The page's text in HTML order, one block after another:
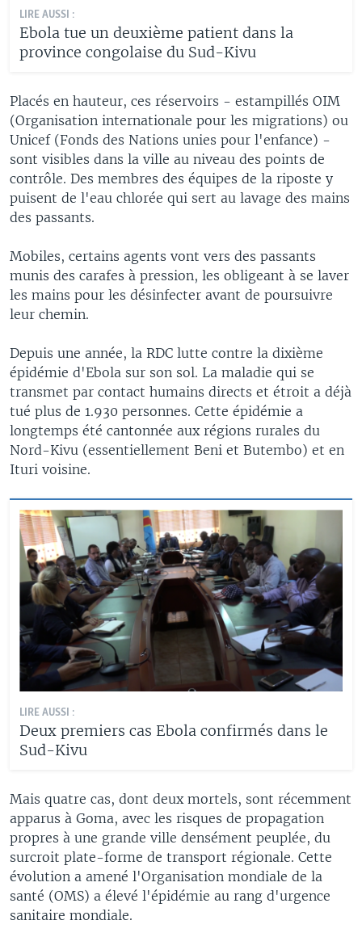
LIRE AUSSI :
Ebola tue un deuxième patient dans la
province congolaise du Sud-Kivu
Placés en hauteur, ces réservoirs - estampillés OIM
(Organisation internationale pour les migrations) ou
Unicef (Fonds des Nations unies pour l'enfance) -
sont visibles dans la ville au niveau des points de
contrôle. Des membres des équipes de la riposte y
puisent de l'eau chlorée qui sert au lavage des mains
des passants.
Mobiles, certains agents vont vers des passants
munis des carafes à pression, les obligeant à se laver
les mains pour les désinfecter avant de poursuivre
leur chemin.
Depuis une année, la RDC lutte contre la dixième
épidémie d'Ebola sur son sol. La maladie qui se
transmet par contact humains directs et étroit a déjà
tué plus de 1.930 personnes. Cette épidémie a
longtemps été cantonnée aux régions rurales du
Nord-Kivu (essentiellement Beni et Butembo) et en
Ituri voisine.
LIRE AUSSI :
Deux premiers cas Ebola confirmés dans le
Sud-Kivu
Mais quatre cas, dont deux mortels, sont récemment
apparus à Goma, avec les risques de propagation
propres à une grande ville densément peuplée, du
surcroit plate-forme de transport régionale. Cette
évolution a amené l'Organisation mondiale de la
santé (OMS) a élevé l'épidémie au rang d'urgence
sanitaire mondiale.